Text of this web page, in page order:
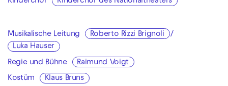
Musikalische Leitung Roberto Rizzi Brignoli
/
Luka Hauser
Regie und Bühne Raimund Voigt
Kostüm Klaus Bruns